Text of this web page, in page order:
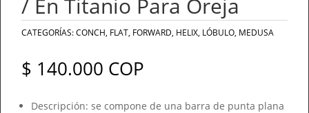
CATEGORÍAS:CONCH, FLAT, FORWARD, HELIX, LÓBULO, MEDUSA
$ 140.000 COP
Descripción: se compone de una barra de punta plana